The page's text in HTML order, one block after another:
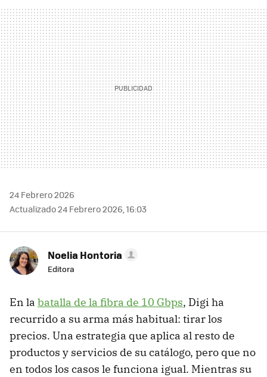
MAIL
24 Febrero 2026
Actualizado 24 Febrero 2026, 16:03
Noelia Hontoria
Editora
En la batalla de la fibra de 10 Gbps, Digi ha
recurrido a su arma más habitual: tirar los
precios. Una estrategia que aplica al resto de
productos y servicios de su catálogo, pero que no
en todos los casos le funciona igual. Mientras su